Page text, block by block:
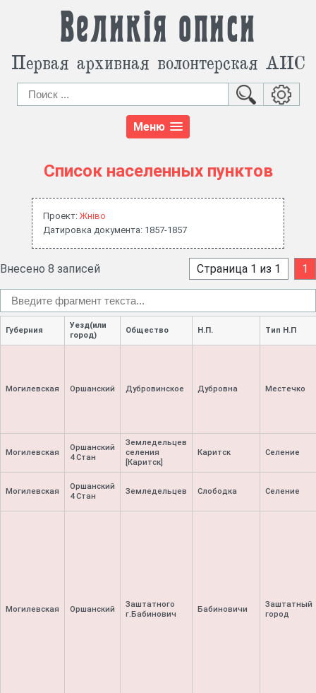
Великія описи
Первая архивная волонтерская АИС
Меню
Список населенных пунктов
Проект: Жнiво
Датировка документа: 1857-1857
Внесено 8 записей Страница 1 из 1 1
Губерния
Уезд(или
город)
Общество Н.П. Тип Н.П
Могилевская Оршанский Дубровинское Дубровна Местечко
Могилевская
Оршанский
4 Стан
Земледельцев
селения
[Каритск]
Каритск Селение
Могилевская
Оршанский
4 Стан
Земледельцев Слободка Селение
Могилевская Оршанский
Заштатного
г.Бабинович
Бабиновичи
Заштатный
город